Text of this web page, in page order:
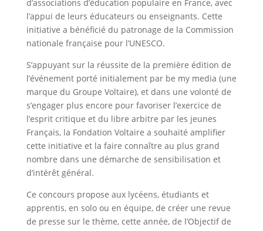
d’associations d’éducation populaire en France, avec
l’appui de leurs éducateurs ou enseignants. Cette
initiative a bénéficié du patronage de la Commission
nationale française pour l’UNESCO.
S’appuyant sur la réussite de la première édition de
l’événement porté initialement par be my media (une
marque du Groupe Voltaire), et dans une volonté de
s’engager plus encore pour favoriser l’exercice de
l’esprit critique et du libre arbitre par les jeunes
Français, la Fondation Voltaire a souhaité amplifier
cette initiative et la faire connaître au plus grand
nombre dans une démarche de sensibilisation et
d’intérêt général.
Ce concours propose aux lycéens, étudiants et
apprentis, en solo ou en équipe, de créer une revue
de presse sur le thème, cette année, de l’Objectif de